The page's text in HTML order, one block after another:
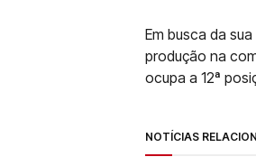
Em busca da
produção na
ocupa a 12ª
NOTÍCIAS